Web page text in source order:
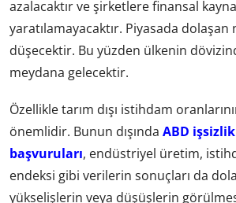
azalacaktır ve şirketlere finansal
yaratılamayacaktır. Piyasada dolaşan
düşecektir. Bu yüzden ülkenin
meydana gelecektir.
Özellikle tarım dışı istihdam
önemlidir. Bunun dışında ABD
başvuruları, endüstriyel üretim,
endeksi gibi verilerin sonuçları da
yükselişlerin veya düşüşlerin